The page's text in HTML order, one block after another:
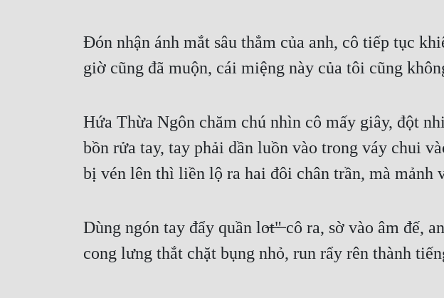
Đón nhận ánh mắt sâu thẳm của anh, cô tiếp tục
giờ cũng đã muộn, cái miệng này của tôi cũng
Hứa Thừa Ngôn chăm chú nhìn cô mấy giây, đột
bồn rửa tay, tay phải dần luồn vào trong váy chui
bị vén lên thì liền lộ ra hai đôi chân trần, mà mảnh
Dùng ngón tay đẩy quần lo̶t̶"̶ cô ra, sờ vào âm đế,
cong lưng thắt chặt bụng nhỏ, run rẩy rên thành